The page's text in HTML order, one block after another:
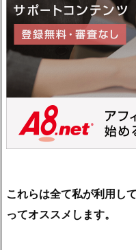
これらは全て私が利用し
ってオススメします。